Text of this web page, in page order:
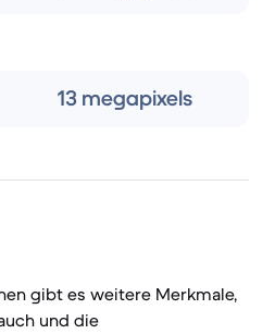
13 megapixels
gibt es weitere Merkmale,
und die